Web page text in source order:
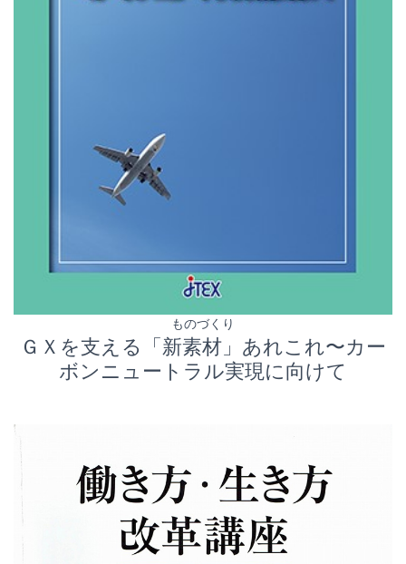
ものづくり
ＧＸを支える「新素材」あれこれ〜カー
ボンニュートラル実現に向けて